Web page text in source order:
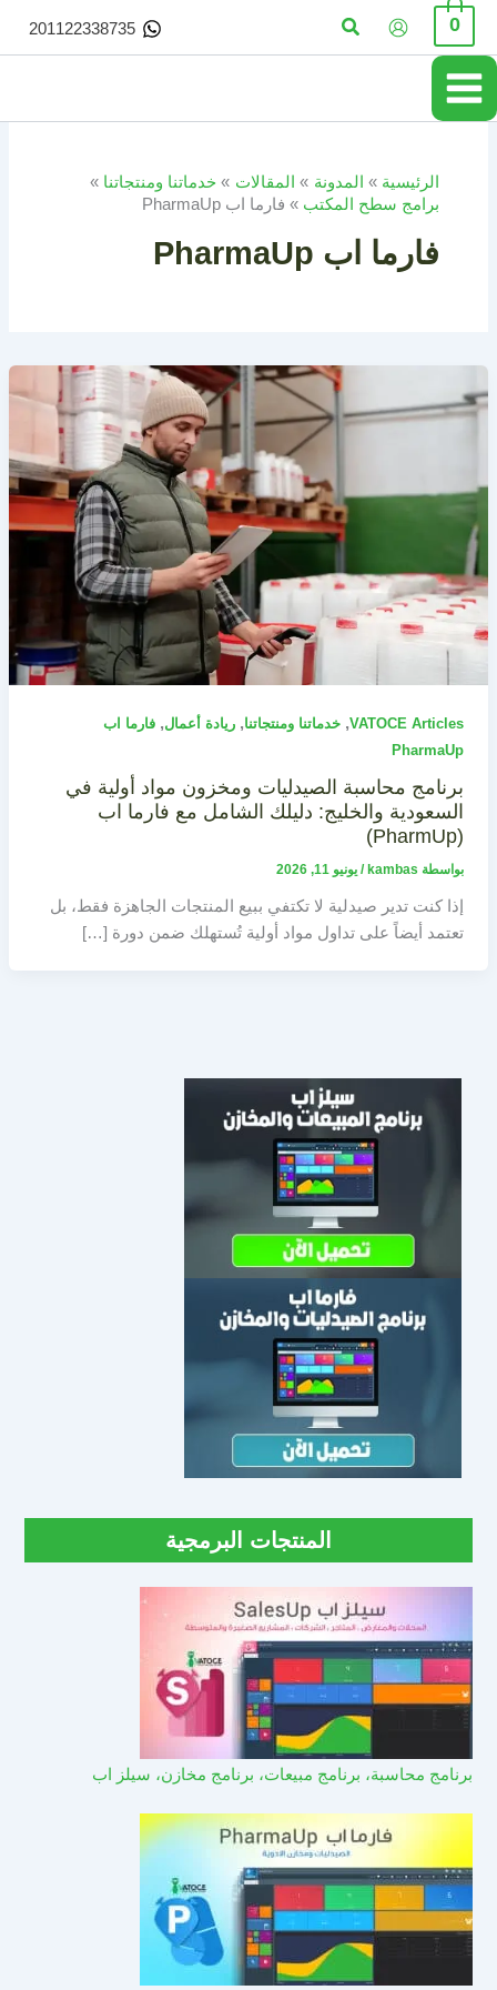
تخطي
المحتوى
0 البحث 201122338735
الرئيسية المدونة المقالات
خدماتنا ومنتجاتنا
برامج سطح المكتب
فارما اب PharmaUp
فارما اب PharmaUp
VATOCE Articles
, خدماتنا ومنتجاتنا, ريادة أعمال, فارما اب
PharmaUp
برنامج محاسبة الصيدليات ومخزون مواد أولية في
السعودية والخليج: دليلك الشامل مع فارما اب
(PharmUp)
بواسطة kambas
/ يونيو 11, 2026
إذا كنت تدير صيدلية لا تكتفي ببيع المنتجات الجاهزة فقط، بل
تعتمد أيضاً على تداول مواد أولية تُستهلك ضمن دورة […]
المنتجات البرمجية
برنامج محاسبة، برنامج مبيعات، برنامج مخازن، سيلز اب